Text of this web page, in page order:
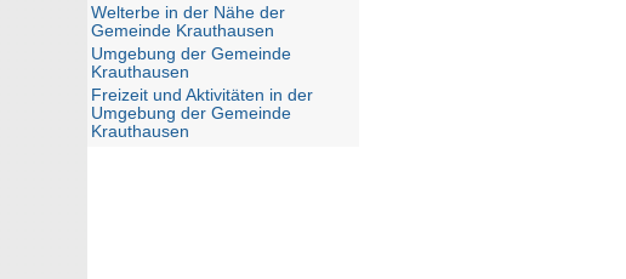
Welterbe in der Nähe der
Gemeinde Krauthausen
Umgebung der Gemeinde
Krauthausen
Freizeit und Aktivitäten in der
Umgebung der Gemeinde
Krauthausen